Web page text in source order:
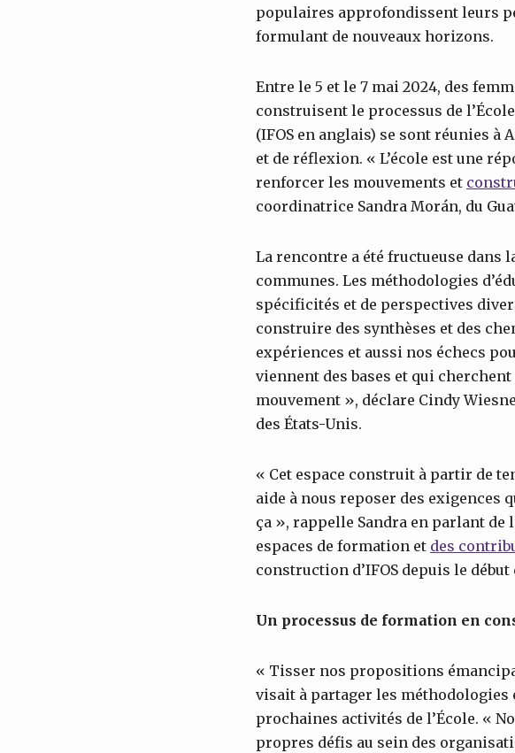
populaires approfondissent leurs
formulant de nouveaux horizons.
Entre le 5 et le 7 mai 2024, des
construisent le processus de
(IFOS en anglais) se sont réunies à
et de réflexion. « L’école est une
renforcer les mouvements et
coordinatrice Sandra Morán, du
La rencontre a été fructueuse
communes. Les méthodologies
spécificités et de perspectives
construire des synthèses et des
expériences et aussi nos échecs
viennent des bases et qui
mouvement », déclare Cindy
des États-Unis.
« Cet espace construit à partir de
aide à nous reposer des exigences
ça », rappelle Sandra en parlant
espaces de formation et des
construction d’IFOS depuis le début
Un processus de formation en
« Tisser nos propositions
visait à partager les
prochaines activités de l’École. «
propres défis au sein des